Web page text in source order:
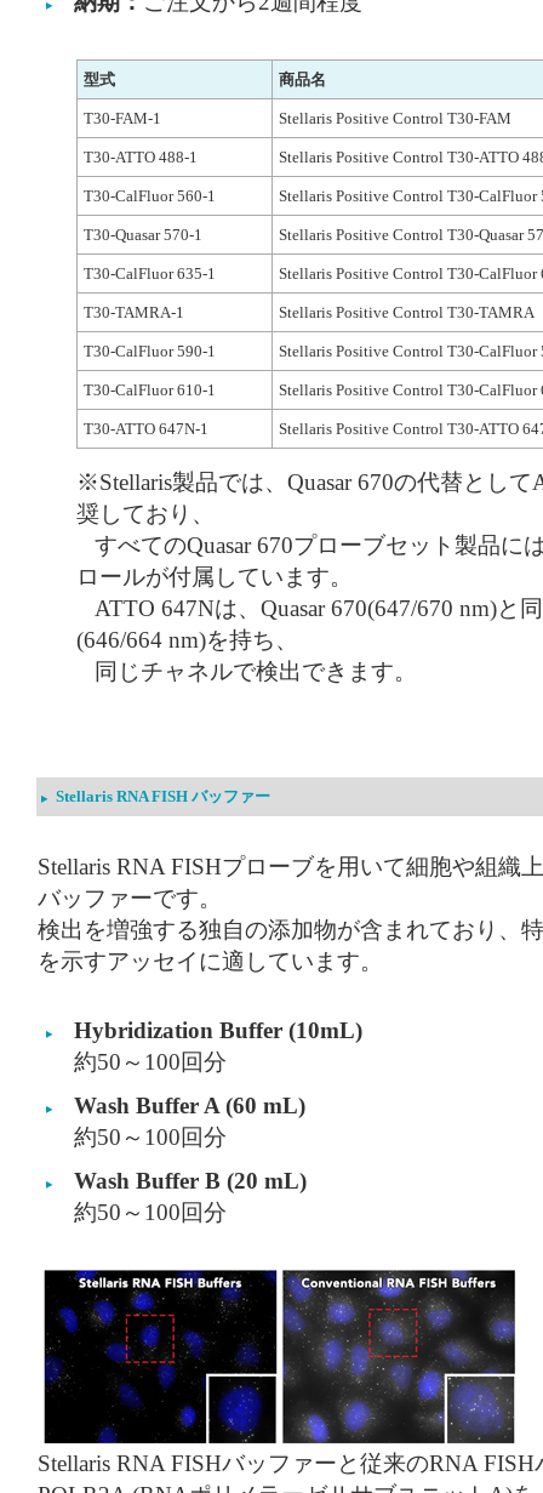
型式 商品名
T30-FAM-1 Stellaris Positive Control T30-FAM
T30-ATTO 488-1 Stellaris Positive Control T30-ATTO
T30-CalFluor 560-1 Stellaris Positive Control T30-CalFluor
T30-Quasar 570-1 Stellaris Positive Control T30-Quasar
T30-CalFluor 635-1 Stellaris Positive Control T30-CalFluor
T30-TAMRA-1 Stellaris Positive Control T30-TAMRA
T30-CalFluor 590-1 Stellaris Positive Control T30-CalFluor
T30-CalFluor 610-1 Stellaris Positive Control T30-CalFluor
T30-ATTO 647N-1 Stellaris Positive Control T30-ATTO
※Stellaris製品では、Quasar 670の代替とし
奨しており、
すべてのQuasar 670プローブセット製品に
ロールが付属しています。
ATTO 647Nは、Quasar 670(647/670 nm)と
(646/664 nm)を持ち、
同じチャネルで検出できます。
Stellaris RNA FISH バッファー
Stellaris RNA FISHプローブを用いて細胞や組織
バッファーです。
検出を増強する独自の添加物が含まれており、
を示すアッセイに適しています。
Hybridization Buffer (10mL)
約50～100回分
Wash Buffer A (60 mL)
約50～100回分
Wash Buffer B (20 mL)
約50～100回分
Stellaris RNA FISHバッファーと従来のRNA